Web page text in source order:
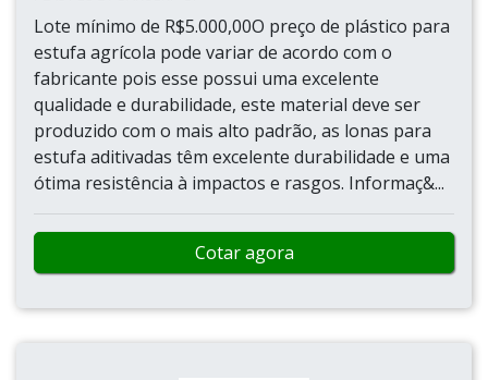
Lote mínimo de R$5.000,00O preço de plástico para
estufa agrícola pode variar de acordo com o
fabricante pois esse possui uma excelente
qualidade e durabilidade, este material deve ser
produzido com o mais alto padrão, as lonas para
estufa aditivadas têm excelente durabilidade e uma
ótima resistência à impactos e rasgos. Informaç&...
Cotar agora